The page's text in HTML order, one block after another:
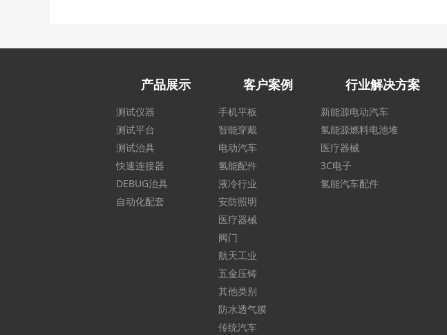
产品展示
测试仪器
测试平台
测试治具
快速连接器
DEBUG治具
自动化配套
客户案例
手机平板
智能穿戴
电动汽车
氢能配件
液冷行业
安防照明
医疗器械
阀门
航天工业
五金压铸
其他类别
防水透气膜
传统汽车
行业解决方案
新能源电动汽车
氢能源燃料电池堆
医疗器械
3C电子
氢能汽车配件